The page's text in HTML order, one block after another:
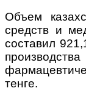
Объем
средств и
составил
тенге.